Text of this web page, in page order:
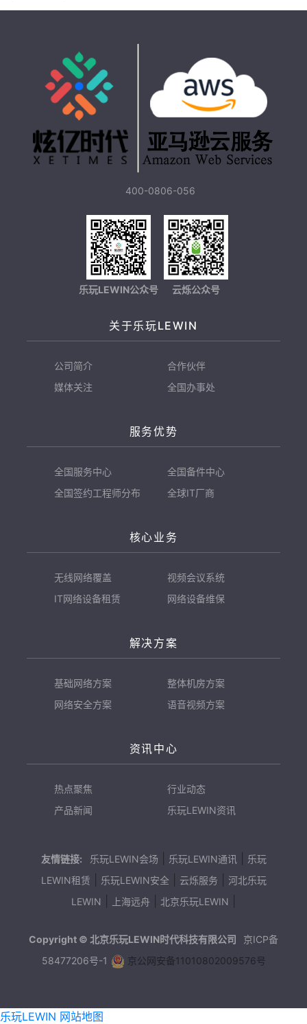
400-0806-056
乐玩LEWIN公众号 云烁公众号
关于乐玩LEWIN
公司简介
合作伙伴
媒体关注
全国办事处
服务优势
全国服务中心
全国备件中心
全国签约工程师分布
全球IT厂商
核心业务
无线网络覆盖
视频会议系统
IT网络设备租赁
网络设备维保
解决方案
基础网络方案
整体机房方案
网络安全方案
语音视频方案
资讯中心
热点聚焦
行业动态
产品新闻
乐玩LEWIN资讯
友情链接: 乐玩LEWIN会场 乐玩LEWIN通讯|
乐玩
LEWIN租赁
乐玩LEWIN安全| 云烁服务
河北乐玩
LEWIN
上海远舟 北京乐玩LEWIN
Copyright © 北京乐玩LEWIN时代科技有限公司
京ICP备
58477206号-1
京公网安备11010802009576号
乐玩LEWIN 网站地图